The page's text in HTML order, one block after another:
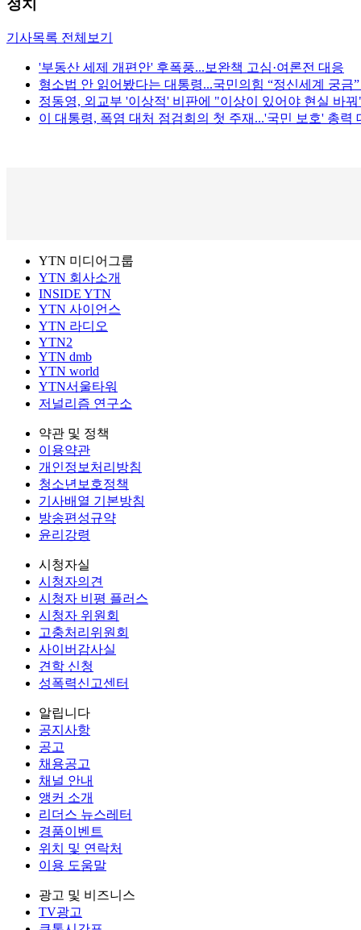
정치
기사목록 전체보기
'부동산 세제 개편안' 후폭풍...보완책 고심·여론전 대응
형소법 안 읽어봤다는 대통령...국민의힘 “정신세계 궁금
정동영, 외교부 '이상적' 비판에 "이상이 있어야 현실 바
이 대통령, 폭염 대처 점검회의 첫 주재...'국민 보호' 총력
YTN 미디어그룹
YTN 회사소개
INSIDE YTN
YTN 사이언스
YTN 라디오
YTN2
YTN dmb
YTN world
YTN서울타워
저널리즘 연구소
약관 및 정책
이용약관
개인정보처리방침
청소년보호정책
기사배열 기본방침
방송편성규약
윤리강령
시청자실
시청자의견
시청자 비평 플러스
시청자 위원회
고충처리위원회
사이버감사실
견학 신청
성폭력신고센터
알립니다
공지사항
공고
채용공고
채널 안내
앵커 소개
리더스 뉴스레터
경품이벤트
위치 및 연락처
이용 도움말
광고 및 비즈니스
TV광고